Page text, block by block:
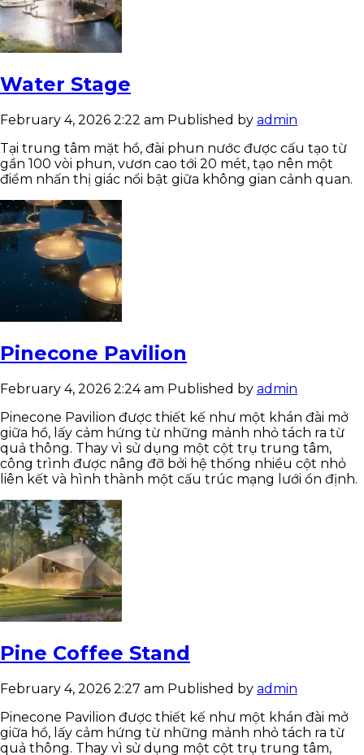
Water Stage
February 4, 2026 2:22 am Published by admin
Tại trung tâm mặt hồ, đài phun nước được cấu tạo từ
gần 100 vòi phun, vươn cao tới 20 mét, tạo nên một
điểm nhấn thị giác nổi bật giữa không gian cảnh quan.
Pinecone Pavilion
February 4, 2026 2:24 am Published by admin
Pinecone Pavilion được thiết kế như một khán đài mở
giữa hồ, lấy cảm hứng từ những mảnh nhỏ tách ra từ
quả thông. Thay vì sử dụng một cột trụ trung tâm,
công trình được nâng đỡ bởi hệ thống nhiều cột nhỏ
liên kết và hình thành một cấu trúc mạng lưới ổn định.
Pine Coffee Stand
February 4, 2026 2:27 am Published by admin
Pinecone Pavilion được thiết kế như một khán đài mở
giữa hồ, lấy cảm hứng từ những mảnh nhỏ tách ra từ
quả thông. Thay vì sử dụng một cột trụ trung tâm,